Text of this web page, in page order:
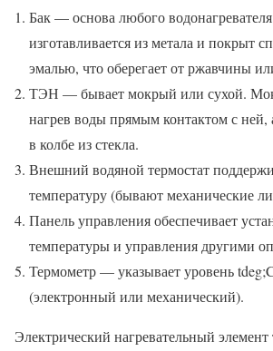
Бак — основа любого
изготавливается из метала и покрыт
эмалью, что оберегает от ржавчины
ТЭН — бывает мокрый или сухой.
нагрев воды прямым контактом с ней,
в колбе из стекла.
Внешний водяной термостат
температуру (бывают механические
Панель управления обеспечивает
температуры и управления другими
Термометр — указывает уровень
(электронный или механический).
Электрический нагревательный элемент